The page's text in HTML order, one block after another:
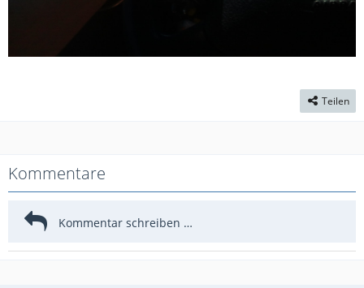
Teilen
Kommentare